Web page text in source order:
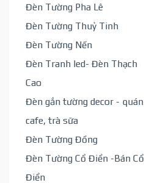
Đèn Tường Pha Lê
Đèn Tường Thuỷ Tinh
Đèn Tường Nến
Đèn Tranh led- Đèn Thạch
Cao
Đèn gắn tường decor - quán
cafe, trà sữa
Đèn Tường Đồng
Đèn Tường Cổ Điển -Bán Cổ
Điển